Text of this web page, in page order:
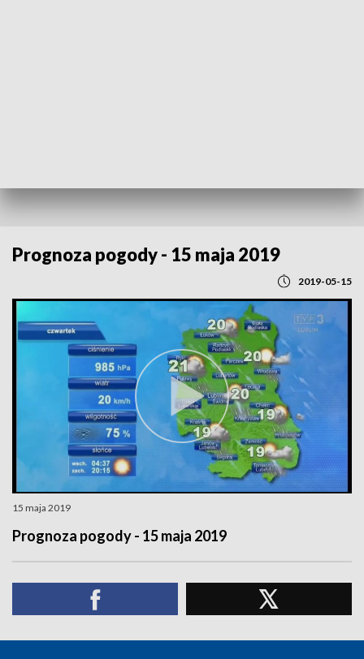
Prognoza pogody - 15 maja 2019
2019-05-15
15 maja 2019
Prognoza pogody - 15 maja 2019